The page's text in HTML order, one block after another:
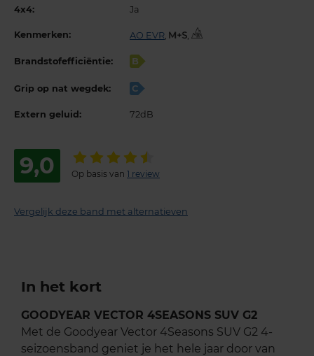
4x4: Ja
Kenmerken: AO EVR ,
Brandstofefficiëntie: B
Grip op nat wegdek: C
Extern geluid: 72dB
9,0 Op basis van 1 review
Vergelijk deze band met alternatieven
In het kort
GOODYEAR VECTOR 4SEASONS SUV G2
Met de Goodyear Vector 4Seasons SUV G2 4-
seizoensband geniet je het hele jaar door van